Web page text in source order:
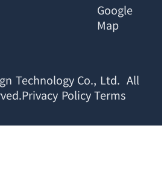
Google
Map
Technology Co., Ltd. All
Policy Terms